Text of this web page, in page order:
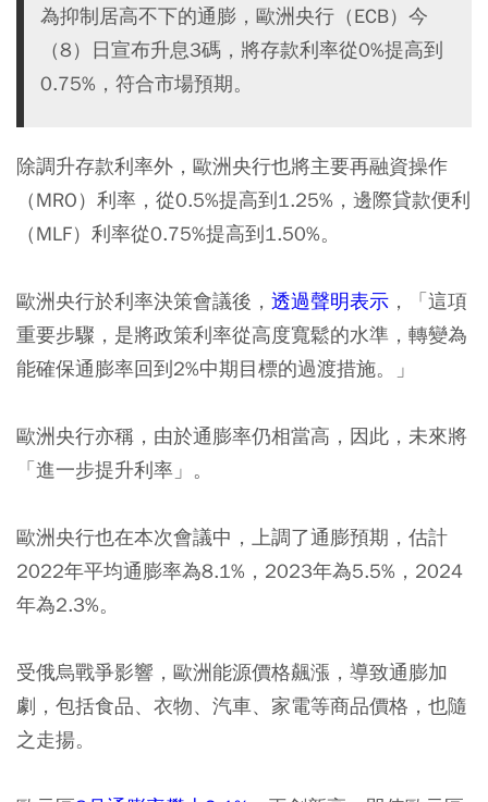
為抑制居高不下的通膨，歐洲央行（ECB）今
（8）日宣布升息3碼，將存款利率從0%提高到
0.75%，符合市場預期。
除調升存款利率外，歐洲央行也將主要再融資操作
（MRO）利率，從0.5%提高到1.25%，邊際貸款便利
（MLF）利率從0.75%提高到1.50%。
歐洲央行於利率決策會議後， 透過聲明表示 ，「這項
重要步驟，是將政策利率從高度寬鬆的水準，轉變為
能確保通膨率回到2%中期目標的過渡措施。」
歐洲央行亦稱，由於通膨率仍相當高，因此，未來將
「進一步提升利率」。
歐洲央行也在本次會議中，上調了通膨預期，估計
2022年平均通膨率為8.1%，2023年為5.5%，2024
年為2.3%。
受俄烏戰爭影響，歐洲能源價格飆漲，導致通膨加
劇，包括食品、衣物、汽車、家電等商品價格，也隨
之走揚。